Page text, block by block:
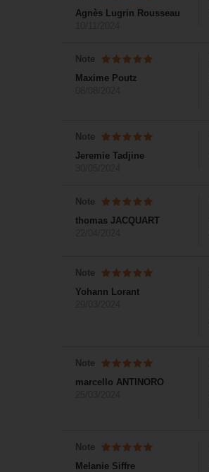
Agnès Lugrin Rousseau
Note
Maxime Poutz
Note
Jeremie Tadjine
Note
thomas JACQUART
Note
Yohann Lorant
Note
marcello ANTINORO
Note
Melanie Siffre